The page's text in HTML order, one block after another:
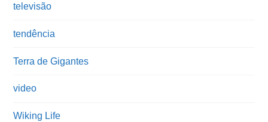
televisão
tendência
Terra de Gigantes
video
Wiking Life